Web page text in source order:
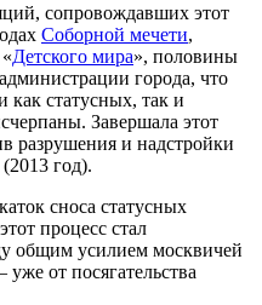
сопровождавших этот
Соборной мечети,
Детского мира», половины
города, что
статусных, так и
Завершала этот
разрушения и надстройки
(2013 год).
сноса статусных
процесс стал
общим усилием москвичей
уже от посягательства